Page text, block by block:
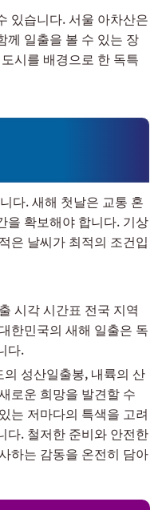
있습니다. 서울 아차산은
께 일출을 볼 수 있는 장
시를 배경으로 한 독특
다. 새해 첫날은 교통 혼
을 확보해야 합니다. 기상
은 날씨가 최적의 조건입
시각 시간표 전국 지역
한민국의 새해 일출은 독
다.
성산일출봉, 내륙의 산
로운 희망을 발견할 수
는 저마다의 특색을 고려
다. 철저한 준비와 안전한
하는 감동을 온전히 담아